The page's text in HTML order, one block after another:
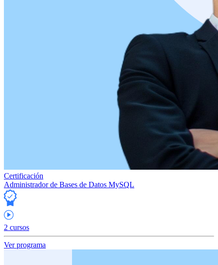
Certificación
Administrador de Bases de Datos MySQL
2 cursos
Ver programa